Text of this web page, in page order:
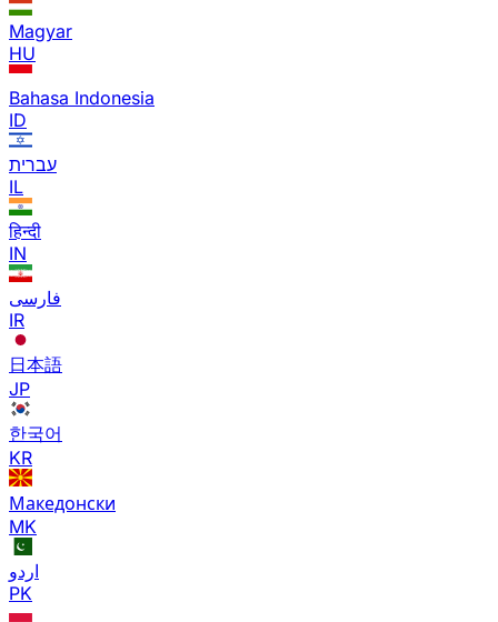
Magyar
HU
Bahasa Indonesia
ID
עברית
IL
हिन्दी
IN
فارسی
IR
日本語
JP
한국어
KR
Македонски
MK
اردو
PK